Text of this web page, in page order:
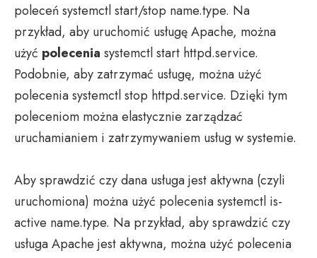
poleceń systemctl start/stop name.type. Na
przykład, aby uruchomić usługę Apache, można
użyć polecenia systemctl start httpd.service.
Podobnie, aby zatrzymać usługę, można użyć
polecenia systemctl stop httpd.service. Dzięki tym
poleceniom można elastycznie zarządzać
uruchamianiem i zatrzymywaniem usług w systemie.
Aby sprawdzić czy dana usługa jest aktywna (czyli
uruchomiona) można użyć polecenia systemctl is-
active name.type. Na przykład, aby sprawdzić czy
usługa Apache jest aktywna, można użyć polecenia